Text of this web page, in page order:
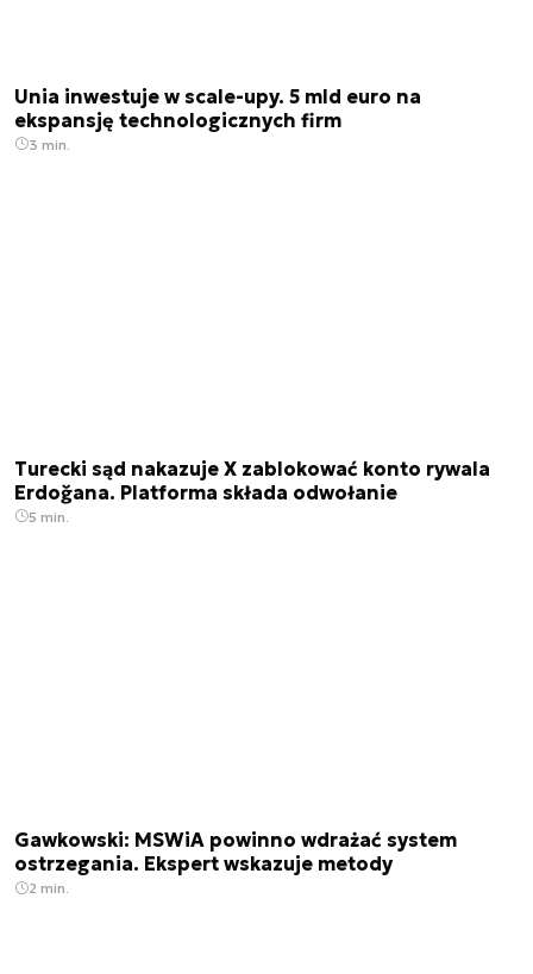
Unia inwestuje w scale-upy. 5 mld euro na
ekspansję technologicznych firm
3 min.
Turecki sąd nakazuje X zablokować konto rywala
Erdoğana. Platforma składa odwołanie
5 min.
Gawkowski: MSWiA powinno wdrażać system
ostrzegania. Ekspert wskazuje metody
2 min.